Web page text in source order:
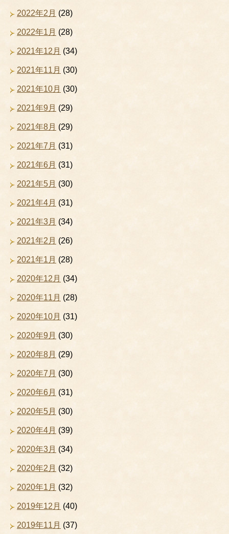
2022年2月 (28)
2022年1月 (28)
2021年12月 (34)
2021年11月 (30)
2021年10月 (30)
2021年9月 (29)
2021年8月 (29)
2021年7月 (31)
2021年6月 (31)
2021年5月 (30)
2021年4月 (31)
2021年3月 (34)
2021年2月 (26)
2021年1月 (28)
2020年12月 (34)
2020年11月 (28)
2020年10月 (31)
2020年9月 (30)
2020年8月 (29)
2020年7月 (30)
2020年6月 (31)
2020年5月 (30)
2020年4月 (39)
2020年3月 (34)
2020年2月 (32)
2020年1月 (32)
2019年12月 (40)
2019年11月 (37)